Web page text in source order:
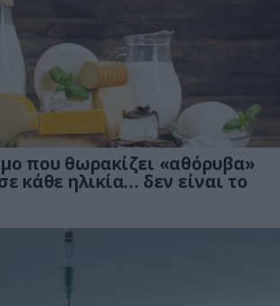
που θωρακίζει «αθόρυβα»
κάθε ηλικία… δεν είναι το